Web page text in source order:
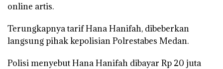
online artis.
Terungkapnya tarif Hana Hanifah, dibeberkan
langsung pihak kepolisian Polrestabes Medan.
Polisi menyebut Hana Hanifah dibayar Rp 20 juta